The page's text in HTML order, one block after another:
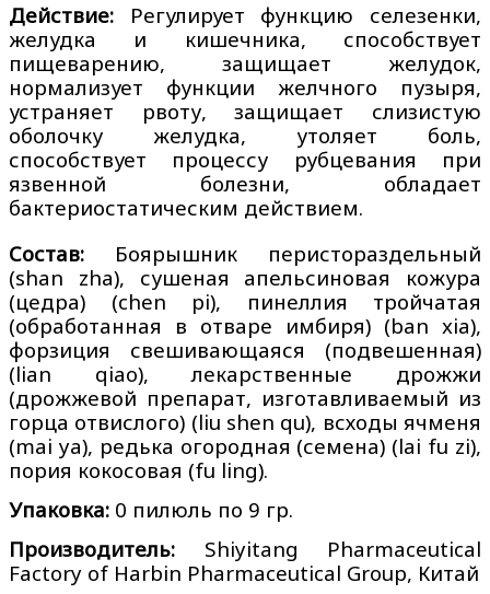
Действие: Регулирует функцию селезенки,
желудка и кишечника, способствует
пищеварению, защищает желудок,
нормализует функции желчного пузыря,
устраняет рвоту, защищает слизистую
оболочку желудка, утоляет боль,
способствует процессу рубцевания при
язвенной болезни, обладает
бактериостатическим действием.
Состав: Боярышник перистораздельный
(shan zha), сушеная апельсиновая кожура
(цедра) (chen pi), пинеллия тройчатая
(обработанная в отваре имбиря) (ban xia),
форзиция свешивающаяся (подвешенная)
(lian qiao), лекарственные дрожжи
(дрожжевой препарат, изготавливаемый из
горца отвислого) (liu shen qu), всходы ячменя
(mai ya), редька огородная (семена) (lai fu zi),
пория кокосовая (fu ling).
Упаковка: 0 пилюль по 9 гр.
Производитель: Shiyitang Pharmaceutical
Factory of Harbin Pharmaceutical Group, Китай